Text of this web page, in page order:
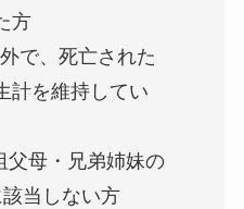
方
で、死亡された
計を維持してい
父母・兄弟姉妹の
当しない方